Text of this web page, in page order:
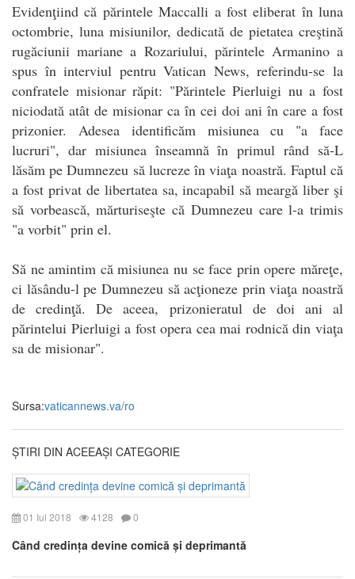
Evidenţiind că părintele Maccalli a fost eliberat în luna
octombrie, luna misiunilor, dedicată de pietatea creştină
rugăciunii mariane a Rozariului, părintele Armanino a
spus în interviul pentru Vatican News, referindu-se la
confratele misionar răpit: "Părintele Pierluigi nu a fost
niciodată atât de misionar ca în cei doi ani în care a fost
prizonier. Adesea identificăm misiunea cu "a face
lucruri", dar misiunea înseamnă în primul rând să-L
lăsăm pe Dumnezeu să lucreze în viaţa noastră. Faptul că
a fost privat de libertatea sa, incapabil să meargă liber şi
să vorbească, mărturiseşte că Dumnezeu care l-a trimis
"a vorbit" prin el.
Să ne amintim că misiunea nu se face prin opere măreţe,
ci lăsându-l pe Dumnezeu să acţioneze prin viaţa noastră
de credinţă. De aceea, prizonieratul de doi ani al
părintelui Pierluigi a fost opera cea mai rodnică din viaţa
sa de misionar".
Sursa:vaticannews.va/ro
ȘTIRI DIN ACEEAȘI CATEGORIE
01 Iul 2018 4128 0
Când credința devine comică și deprimantă